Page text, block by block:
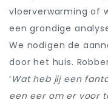
vloerverwarming of
een grondige
We nodigen de
door het huis.
‘Wat heb jij een
een eer om er voor